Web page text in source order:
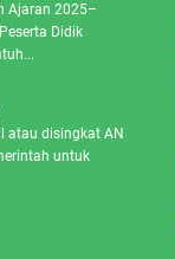
Ajaran 2025–
Didik
atau disingkat AN
untuk